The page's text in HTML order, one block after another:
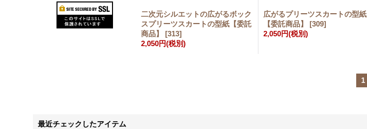
二次元シルエットの広がるボック
スプリーツスカートの型紙【委託
商品】
[313]
2,050円(税別)
広がるプリーツスカートの型紙
【委託商品】
[309]
2,050円(税別)
1
最近チェックしたアイテム